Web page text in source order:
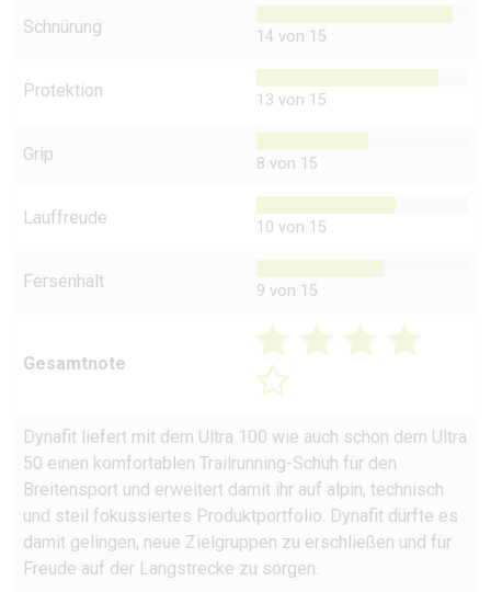
Schnürung 14 von 15
Protektion 13 von 15
Grip 8 von 15
Lauffreude 10 von 15
Fersenhalt 9 von 15
Gesamtnote
Dynafit liefert mit dem Ultra 100 wie auch schon dem Ultra
50 einen komfortablen Trailrunning-Schuh für den
Breitensport und erweitert damit ihr auf alpin, technisch
und steil fokussiertes Produktportfolio. Dynafit dürfte es
damit gelingen, neue Zielgruppen zu erschließen und für
Freude auf der Langstrecke zu sorgen.